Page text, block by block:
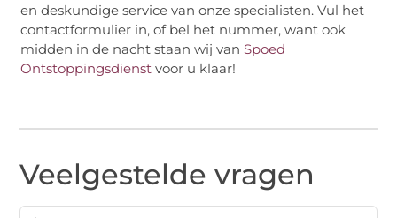
en deskundige service van onze specialisten. Vul het
contactformulier in, of bel het nummer, want ook
midden in de nacht staan wij vanSpoed
Ontstoppingsdienst voor u klaar!
Veelgestelde vragen